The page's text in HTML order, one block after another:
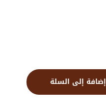
إضافة إلى السلة